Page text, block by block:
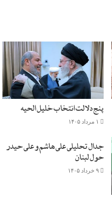
پنج دلالت انتخاب خلیل الحیه
۱ مرداد ۱۴۰۵
جدال تحلیلی علی هاشم و علی حیدر
حول لبنان
۹ خرداد ۱۴۰۵